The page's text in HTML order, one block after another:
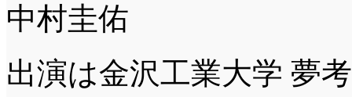
中村圭佑
出演は金沢工業大学 夢